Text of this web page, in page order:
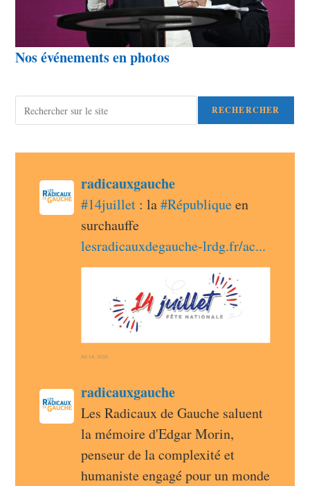
Nos événements en photos
RECHERCHER
radicauxgauche avatar
radicauxgauchepost
#14juillet : la #République en
surchauffe
lesradicauxdegauche-lrdg.fr/ac
Jul 14, 2026
radicauxgauche avatar
radicauxgauchepost
Les Radicaux de Gauche saluent
la mémoire d'Edgar Morin,
penseur de la complexité et
humaniste engagé pour un monde